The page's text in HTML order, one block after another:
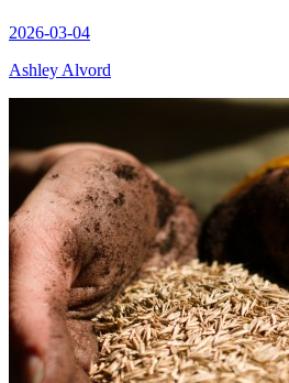
2026-03-04
Ashley Alvord